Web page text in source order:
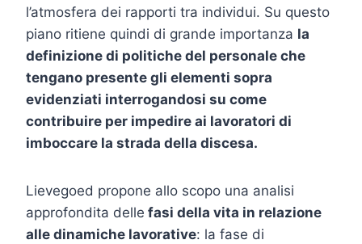
l’atmosfera dei rapporti tra individui. Su questo
piano ritiene quindi di grande importanza la
definizione di politiche del personale che
tengano presente gli elementi sopra
evidenziati interrogandosi su come
contribuire per impedire ai lavoratori di
imboccare la strada della discesa.
Lievegoed propone allo scopo una analisi
approfondita delle fasi della vita in relazione
alle dinamiche lavorative: la fase di